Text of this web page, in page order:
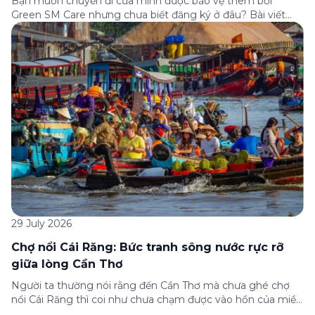
Green SM Care nhưng chưa biết đăng ký ở đâu? Bài viết
dưới đây sẽ hướng dẫn chi tiết cách tham gia (và hủy tham
gia) gói bảo hiểm này ngay trên ứng dụng Green SM, cùng
những lưu ý quan trọng trước khi […]
29 July 2026
Chợ nổi Cái Răng: Bức tranh sông nước rực rỡ
giữa lòng Cần Thơ
Người ta thường nói rằng đến Cần Thơ mà chưa ghé chợ
nổi Cái Răng thì coi như chưa chạm được vào hồn của miền